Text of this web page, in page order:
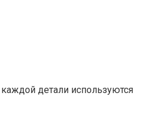
детали используются